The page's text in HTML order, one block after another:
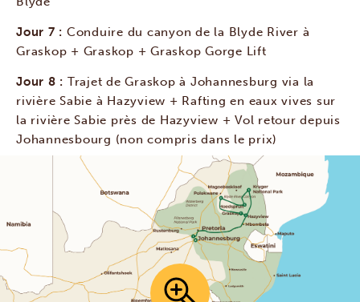
Jour 7 : Conduire du canyon de la Blyde River à
Graskop + Graskop + Graskop Gorge Lift
Jour 8 : Trajet de Graskop à Johannesburg via la
rivière Sabie à Hazyview + Rafting en eaux vives sur
la rivière Sabie près de Hazyview + Vol retour depuis
Johannesbourg (non compris dans le prix)